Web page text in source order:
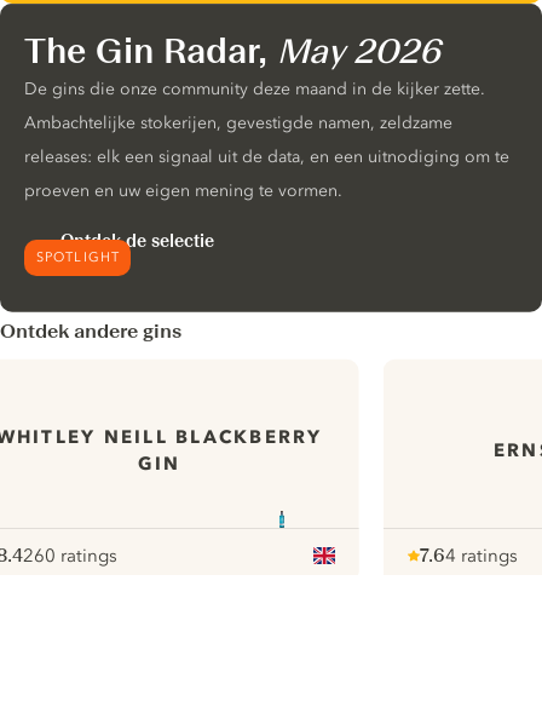
SPOTLIGHT
The Gin Radar, May 2026
De gins die onze community deze maand in de kijker zette.
Ambachtelijke stokerijen, gevestigde namen, zeldzame
releases: elk een signaal uit de data, en een uitnodiging om te
proeven en uw eigen mening te vormen.
Ontdek de selectie
Ontdek andere gins
NEILL BLACKBERRY
GIN
260 ratings
7.64 ratings